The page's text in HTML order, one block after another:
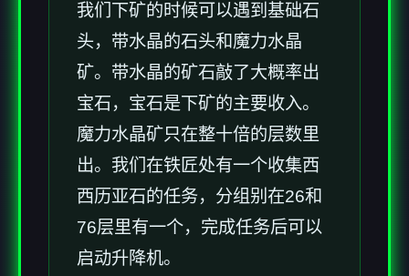
我们下矿的时候可以遇到基础石
头，带水晶的石头和魔力水晶
矿。带水晶的矿石敲了大概率出
宝石，宝石是下矿的主要收入。
魔力水晶矿只在整十倍的层数里
出。我们在铁匠处有一个收集西
西历亚石的任务，分组别在26和
76层里有一个，完成任务后可以
启动升降机。